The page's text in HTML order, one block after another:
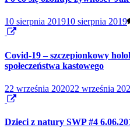
10 sierpnia 201910 sierpnia 2019
Covid-19 – szczepionkowy
społeczeństwa kastowego
22 września 202022 września
Dzieci z natury SWP #4